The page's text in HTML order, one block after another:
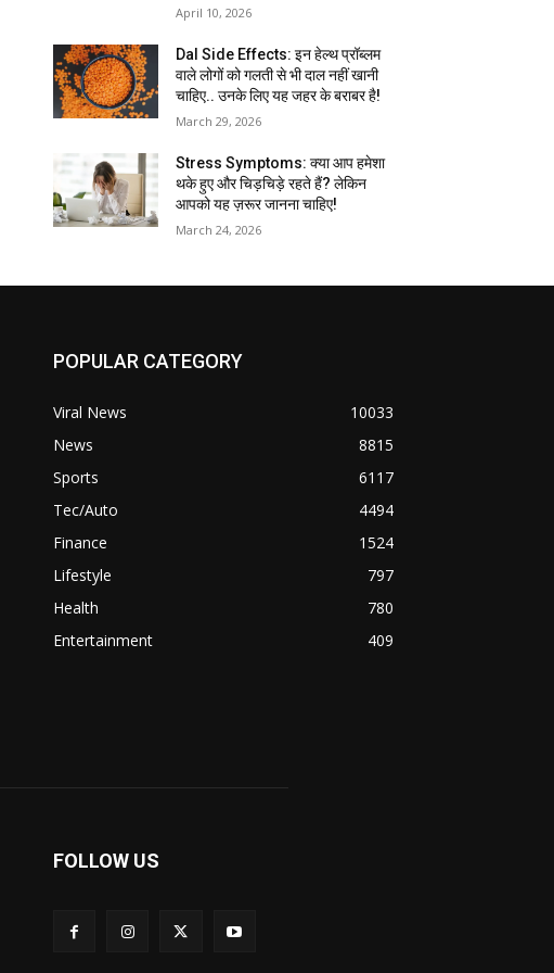
April 10, 2026
Dal Side Effects: इन हेल्थ प्रॉब्लम
वाले लोगों को गलती से भी दाल नहीं खानी
चाहिए.. उनके लिए यह जहर के बराबर है!
March 29, 2026
Stress Symptoms: क्या आप हमेशा
थके हुए और चिड़चिड़े रहते हैं? लेकिन
आपको यह ज़रूर जानना चाहिए!
March 24, 2026
POPULAR CATEGORY
Viral News
10033
News
8815
Sports
6117
Tec/Auto
4494
Finance
1524
Lifestyle
797
Health
780
Entertainment
409
FOLLOW US